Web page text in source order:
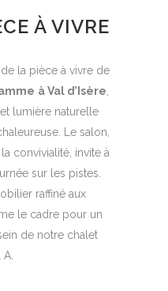
À VIVRE
la pièce à vivre de
à Val d’Isère
lumière naturelle
Le salon,
convivialité, invite à
sur les pistes.
raffiné aux
le cadre pour un
de notre chalet